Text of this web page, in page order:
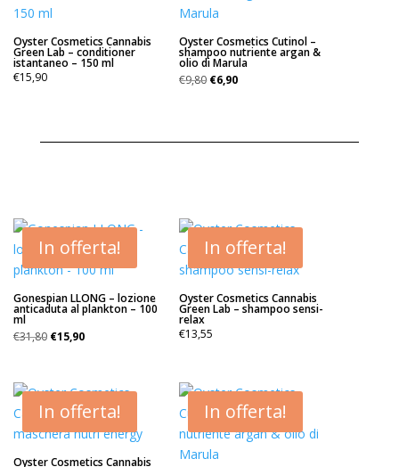
Oyster Cosmetics Cannabis
Green Lab – conditioner
istantaneo – 150 ml
€15,90
Oyster Cosmetics Cutinol –
shampoo nutriente argan &
olio di Marula
€9,80 Il
€9,80.
€6,90Il
€6,90.
In offerta!
Gonespian LLONG – lozione
anticaduta al plankton – 100
ml
€31,80 Il
era:
€31,80.
€15,90Il
€15,90.
In offerta!
Oyster Cosmetics Cannabis
Green Lab – shampoo sensi-
relax
€13,55
In offerta!
Oyster Cosmetics Cannabis
In offerta!